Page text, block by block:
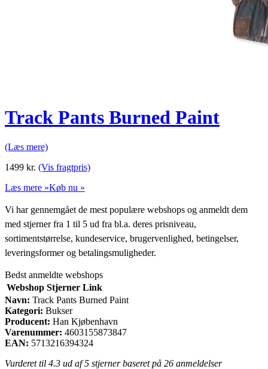
Track Pants Burned Paint
(Læs mere)
1499 kr. (Vis fragtpris)
Læs mere »Køb nu »
Vi har gennemgået de mest populære webshops og anmeldt dem
med stjerner fra 1 til 5 ud fra bl.a. deres prisniveau,
sortimentstørrelse, kundeservice, brugervenlighed, betingelser,
leveringsformer og betalingsmuligheder.
Bedst anmeldte webshops
Webshop Stjerner Link
Navn: Track Pants Burned Paint
Kategori: Bukser
Producent: Han Kjøbenhavn
Varenummer: 4603155873847
EAN: 5713216394324
Vurderet til 4.3 ud af 5 stjerner baseret på 26 anmeldelser